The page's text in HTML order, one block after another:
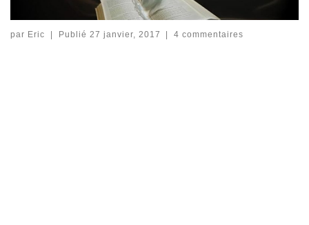
par Eric Publié 27 janvier, 2017 4 commentaires